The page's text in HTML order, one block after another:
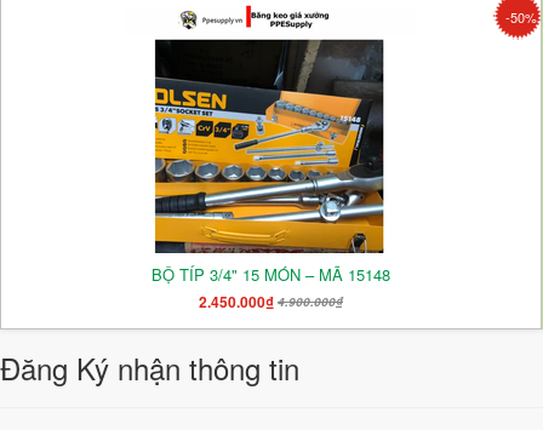
-50%
BỘ TÍP 3/4" 15 MÓN – MÃ 15148
2.450.000₫ 4.900.000₫
Đăng Ký nhận thông tin